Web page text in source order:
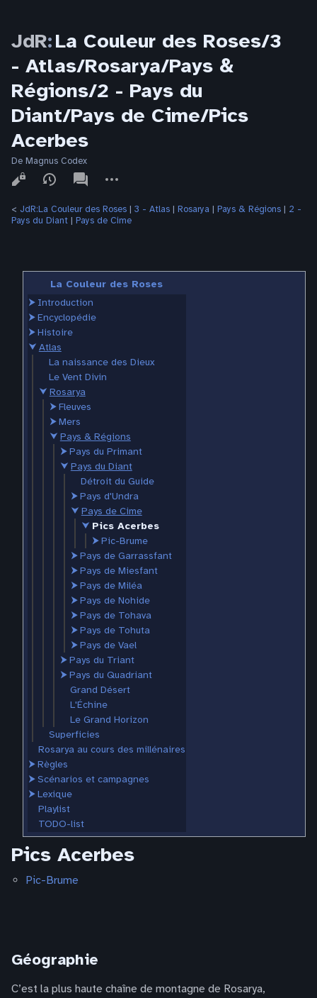
JdR:La Couleur des Roses/3
- Atlas/Rosarya/Pays &
Régions/2 - Pays du
Diant/Pays de Cime/Pics
Acerbes
De Magnus Codex
Affichages
associated-
pages
actions
< JdR:La Couleur des Roses ‎ | 3 - Atlas ‎ | Rosarya ‎ | Pays & Régions ‎ | 2 -
Pays du Diant ‎ | Pays de Cime
La Couleur des Roses
⮞ Introduction
⮞Encyclopédie
⮞Histoire
⮟ Atlas
La naissance des Dieux
Le Vent Divin
⮟ Rosarya
⮞Fleuves
⮞Mers
⮟ Pays & Régions
⮞Pays du Primant
⮟ Pays du Diant
Détroit du Guide
⮞Pays d'Undra
⮟ Pays de Cime
⮟ Pics Acerbes
⮞Pic-Brume
⮞Pays de Garrassfant
⮞Pays de Miesfant
⮞Pays de Miléa
⮞Pays de Nohide
⮞Pays de Tohava
⮞Pays de Tohuta
⮞Pays de Vael
⮞Pays du Triant
⮞Pays du Quadriant
Grand Désert
L'Échine
Le Grand Horizon
Superficies
Rosarya au cours des millénaires
⮞Règles
⮞Scénarios et campagnes
⮞Lexique
Playlist
TODO-list
Pics Acerbes
Pic-Brume
Géographie
C’est la plus haute chaîne de montagne de Rosarya,